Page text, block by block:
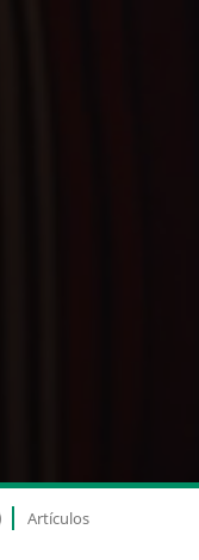
Artículos